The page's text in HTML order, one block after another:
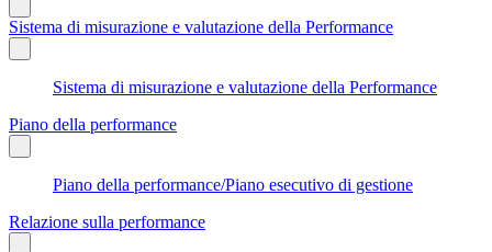
Sistema di misurazione e valutazione della Performance
Sistema di misurazione e valutazione della Performance
Piano della performance
Piano della performance/Piano esecutivo di gestione
Relazione sulla performance